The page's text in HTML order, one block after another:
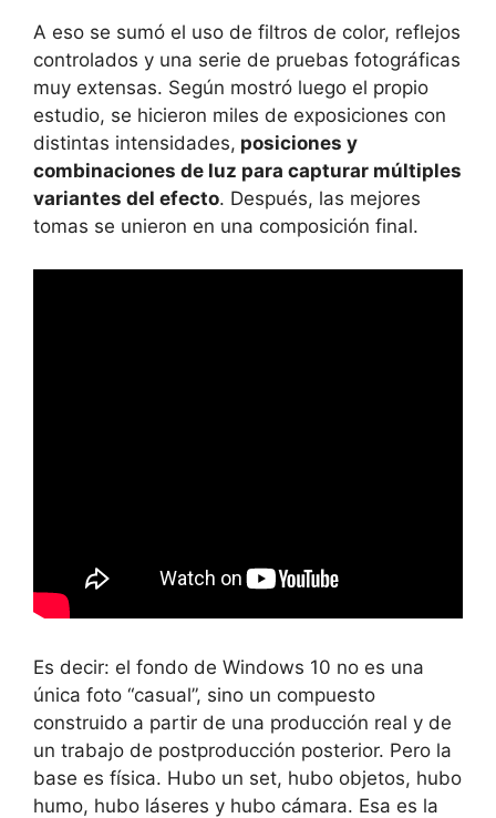
A eso se sumó el uso de filtros de color, reflejos
controlados y una serie de pruebas fotográficas
muy extensas. Según mostró luego el propio
estudio, se hicieron miles de exposiciones con
distintas intensidades, posiciones y
combinaciones de luz para capturar múltiples
variantes del efecto. Después, las mejores
tomas se unieron en una composición final.
Es decir: el fondo de Windows 10 no es una
única foto “casual”, sino un compuesto
construido a partir de una producción real y de
un trabajo de postproducción posterior. Pero la
base es física. Hubo un set, hubo objetos, hubo
humo, hubo láseres y hubo cámara. Esa es la